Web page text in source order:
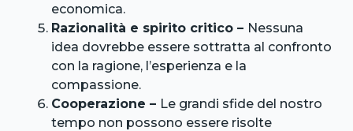
economica.
Razionalità e spirito critico – Nessuna
idea dovrebbe essere sottratta al confronto
con la ragione, l’esperienza e la
compassione.
Cooperazione – Le grandi sfide del nostro
tempo non possono essere risolte